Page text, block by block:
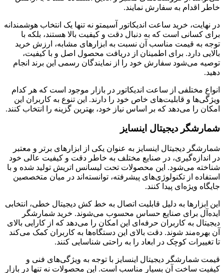
خاطر اقدام به سفارش نمایند.
در نهایت، خرید ساعت اندیکاتور آسیمتو نه تنها یک انتخاب هوشمندانه
برای کسانی است که به دنبال دقت و کیفیت بالا هستند، بلکه با
توجه به قیمت مناسب آن نسبت به ابزارهای مشابه، ارزش خرید
بالایی دارد. برای اطمینان از دریافت محصول اصل و با کیفیت،
توصیه می‌شود سفارش خود را از نمایندگان رسمی این برند انجام
دهید.
انواع مختلفی از ساعت اندیکاتور در بازار موجود است که هر کدام
ویژگی‌ها و قابلیت‌های خاص خود را دارند. این تنوع به کاربران این
امکان را می‌دهد که بر اساس نیاز خود، بهترین گزینه را انتخاب کنند.
شمارشگر دیجیتال اینسایز
شمارشگر دیجیتال اینسایز به عنوان یکی از ابزارهای برتر و معتبر
در اندازه‌گیری، در صنایع مختلف به خاطر دقت و کیفیت عالی خود
شناخته می‌شود. این محصولات تحت لیسانس اتریش تولید شده و با
استفاده از تکنولوژی‌های پیشرفته، توانسته‌اند در میان متخصصین
جایگاه ویژه‌ای پیدا کنند.
این ابزارها به دلیل قابلیت اتصال به خط کش دیجیتال خطی، انتخابی
ایده‌آل برای صنایع حساس محسوب می‌شوند. خرید شمارشگر
دیجیتال به کاربران حرفه‌ای این امکان را می‌دهد که از کارایی بالای
آن بهره‌مند شوند. دقت بالای این دستگاه‌ها به کاربران کمک می‌کند
تا تغییرات کوچک در ابعاد را به راحتی شناسایی کنند.
قیمت شمارشگر دیجیتال اینسایز با توجه به ویژگی‌های فنی و
کیفیت ساخت آن بسیار مناسب است. این محصولات نه تنها در بازار